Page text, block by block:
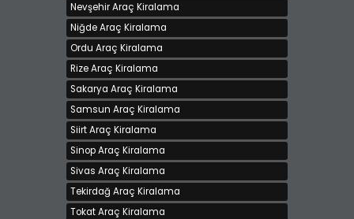
Nevşehir Araç Kiralama
Niğde Araç Kiralama
Ordu Araç Kiralama
Rize Araç Kiralama
Sakarya Araç Kiralama
Samsun Araç Kiralama
Siirt Araç Kiralama
Sinop Araç Kiralama
Sivas Araç Kiralama
Tekirdağ Araç Kiralama
Tokat Araç Kiralama